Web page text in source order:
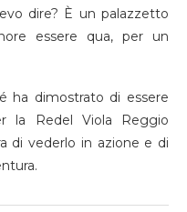
dire? È un palazzetto
essere qua, per un
ha dimostrato di essere
la Redel Viola Reggio
di vederlo in azione e di